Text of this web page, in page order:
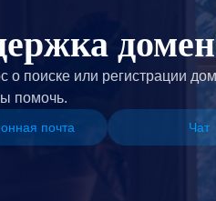
о поиске или регистрации
помочь.
почта Чат